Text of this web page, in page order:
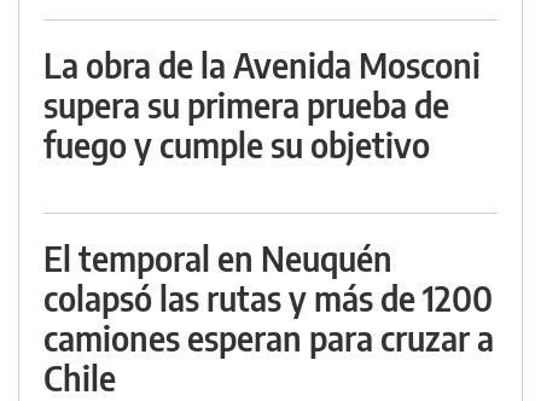
La obra de la Avenida Mosconi
supera su primera prueba de
fuego y cumple su objetivo
El temporal en Neuquén
colapsó las rutas y más de 1200
camiones esperan para cruzar a
Chile